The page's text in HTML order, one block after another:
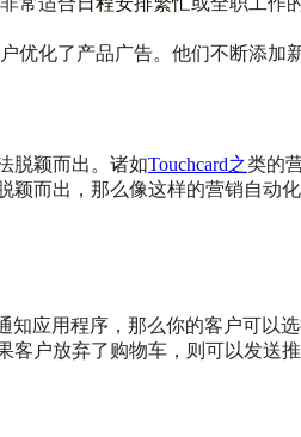
化了产品广告。他们不断添加
脱颖而出。诸如Touchcard之类的
而出，那么像这样的营销自
应用程序，那么你的客户可以
户放弃了购物车，则可以发送